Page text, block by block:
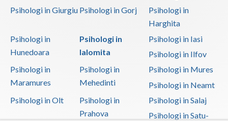
Psihologi in Giurgiu Psihologi in Gorj
Psihologi in
Harghita
Psihologi in
Hunedoara
Psihologi in
Ialomita
Psihologi in Iasi
Psihologi in Ilfov
Psihologi in
Maramures
Psihologi in
Mehedinti
Psihologi in Mures
Psihologi in Neamt
Psihologi in Olt
Psihologi in
Prahova
Psihologi in Salaj
Psihologi in Satu-